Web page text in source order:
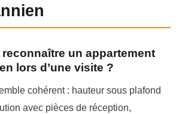
un appartement
lors d’une visite ?
cohérent : hauteur sous plafond
avec pièces de réception,